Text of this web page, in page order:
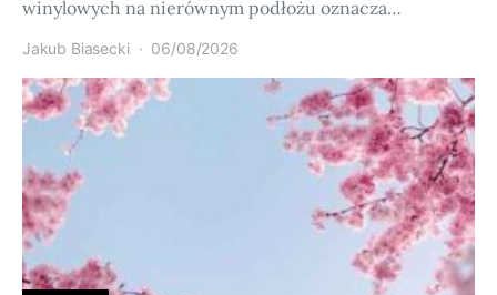
winylowych na nierównym podłożu oznacza…
Jakub Biasecki 06/08/2026